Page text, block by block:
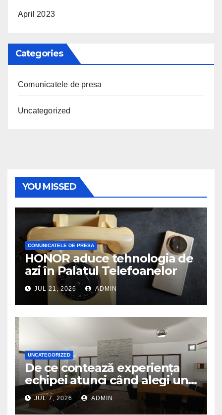
April 2023
Categories
Comunicatele de presa
Uncategorized
YOU MISSED
COMUNICATELE DE PRESA
HONOR aduce tehnologia de
azi în Palatul Telefoanelor
JUL 21, 2026 ADMIN
UNCATEGORIZED
De ce contează experiența
echipei atunci când alegi un
birou de arhitectură
JUL 7, 2026 ADMIN